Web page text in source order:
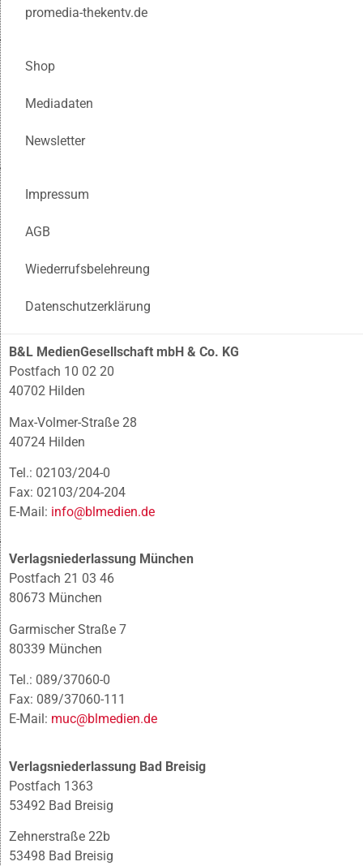
promedia-thekentv.de
Shop
Mediadaten
Newsletter
Impressum
AGB
Wiederrufsbelehreung
Datenschutzerklärung
B&L MedienGesellschaft mbH & Co. KG
Postfach 10 02 20
40702 Hilden
Max-Volmer-Straße 28
40724 Hilden
Tel.: 02103/204-0
Fax: 02103/204-204
E-Mail: info@blmedien.de
Verlagsniederlassung München
Postfach 21 03 46
80673 München
Garmischer Straße 7
80339 München
Tel.: 089/37060-0
Fax: 089/37060-111
E-Mail: muc@blmedien.de
Verlagsniederlassung Bad Breisig
Postfach 1363
53492 Bad Breisig
Zehnerstraße 22b
53498 Bad Breisig